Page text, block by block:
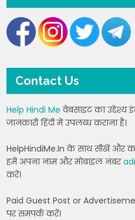
Contact Us
Help Hindi Me वेबसाइट का उद्देश्य
जानकारी हिंदी में उपलब्ध कराना है।
HelpHindiMe.In के साथ सीखें और
हमें अपना नाम और मोबाइल नंबर
करें।
Paid Guest Post or
पर समपर्क करें।